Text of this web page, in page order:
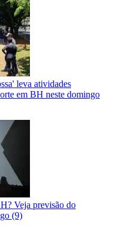
leva atividades
em BH neste domingo
Veja previsão do
(9)